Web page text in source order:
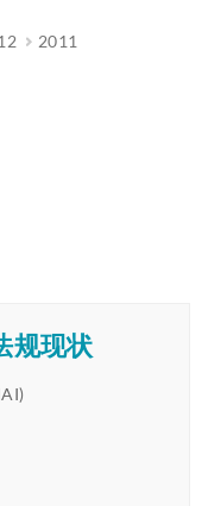
2011
规现状